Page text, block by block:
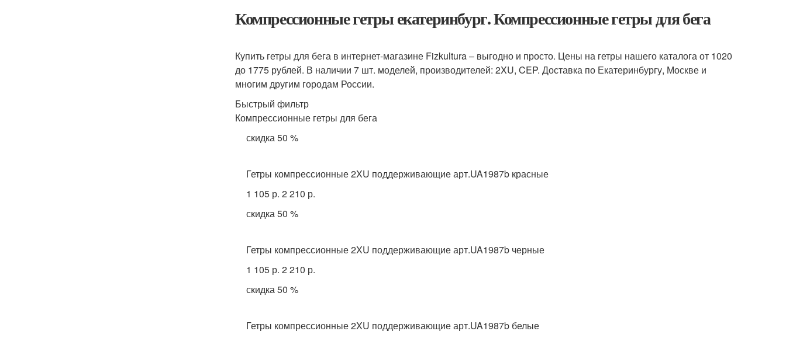
Компрессионные гетры екатеринбург. Компрессионные гетры для бега
Купить гетры для бега в интернет-магазине Fizkultura – выгодно и просто. Цены на гетры нашего каталога от 1020
до 1775 рублей. В наличии 7 шт. моделей, производителей: 2XU, CEP. Доставка по Екатеринбургу, Москве и
многим другим городам России.
Быстрый фильтр
Компрессионные гетры для бега
скидка 50 %
Гетры компрессионные 2XU поддерживающие арт.UA1987b красные
1 105 р. 2 210 р.
скидка 50 %
Гетры компрессионные 2XU поддерживающие арт.UA1987b черные
1 105 р. 2 210 р.
скидка 50 %
Гетры компрессионные 2XU поддерживающие арт.UA1987b белые